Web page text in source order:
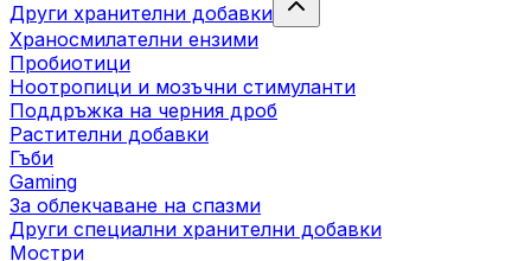
Други хранителни добавки
Храносмилателни ензими
Пробиотици
Ноотропици и мозъчни стимуланти
Поддръжка на черния дроб
Растителни добавки
Гъби
Gaming
За облекчаване на спазми
Други специални хранителни добавки
Мостри